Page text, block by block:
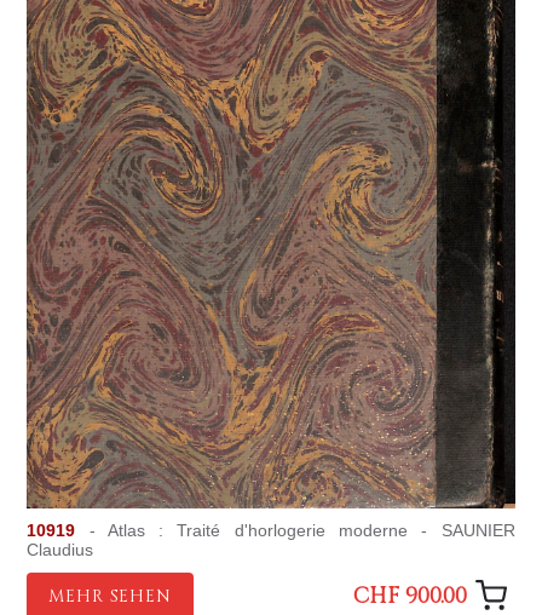
10919 - Atlas : Traité d'horlogerie moderne - SAUNIER
Claudius
MEHR SEHEN CHF 900.00